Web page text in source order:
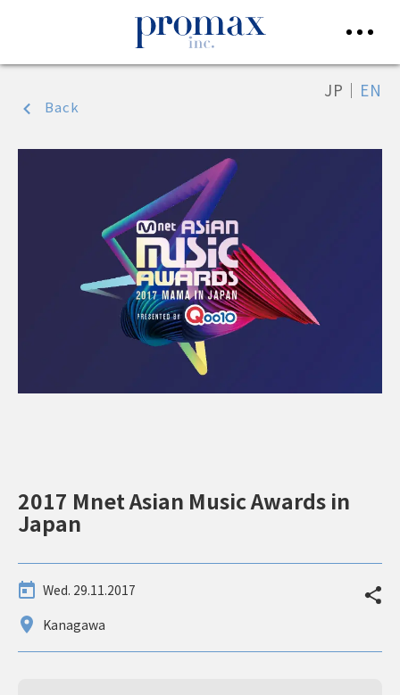
Back
JP ｜ EN
2017 Mnet Asian Music Awards in
Japan
Wed. 29.11.2017
Kanagawa